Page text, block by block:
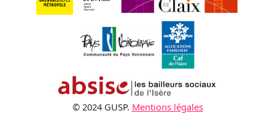
© 2024 GUSP. Mentions légales